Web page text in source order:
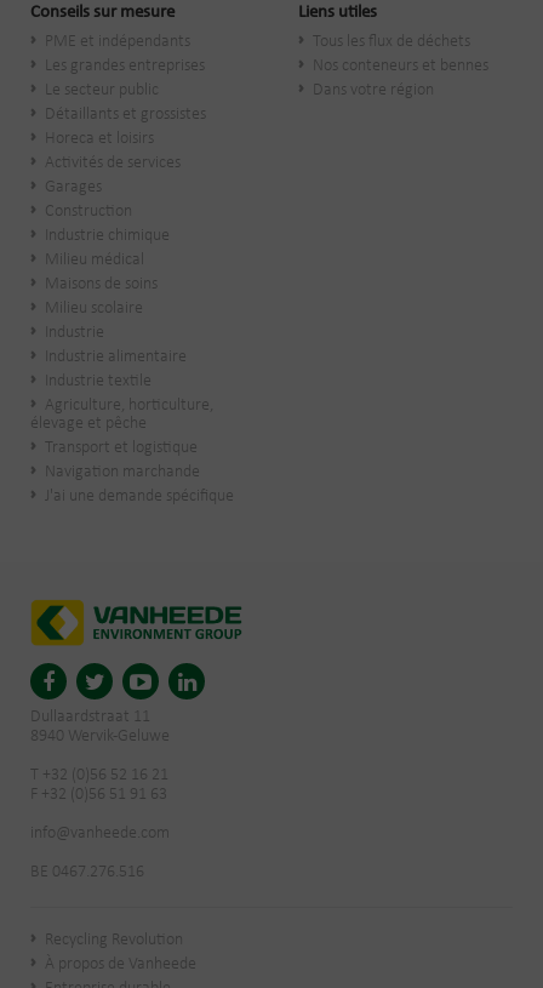
Conseils sur mesure
PME et indépendants
Les grandes entreprises
Le secteur public
​Détaillants et grossistes
Horeca et loisirs
Activités de services
Garages
Construction
Industrie chimique
Milieu médical
Maisons de soins
Milieu scolaire
Industrie
Industrie alimentaire
Industrie textile
Agriculture, horticulture,
élevage et pêche
Transport et logistique
Navigation marchande
J'ai une demande spécifique
Liens utiles
Tous les flux de déchets
Nos conteneurs et bennes
Dans votre région
Dullaardstraat 11
8940 Wervik-Geluwe
T +32 (0)56 52 16 21
F +32 (0)56 51 91 63
info@vanheede.com
BE 0467.276.516
Recycling Revolution
À propos de Vanheede